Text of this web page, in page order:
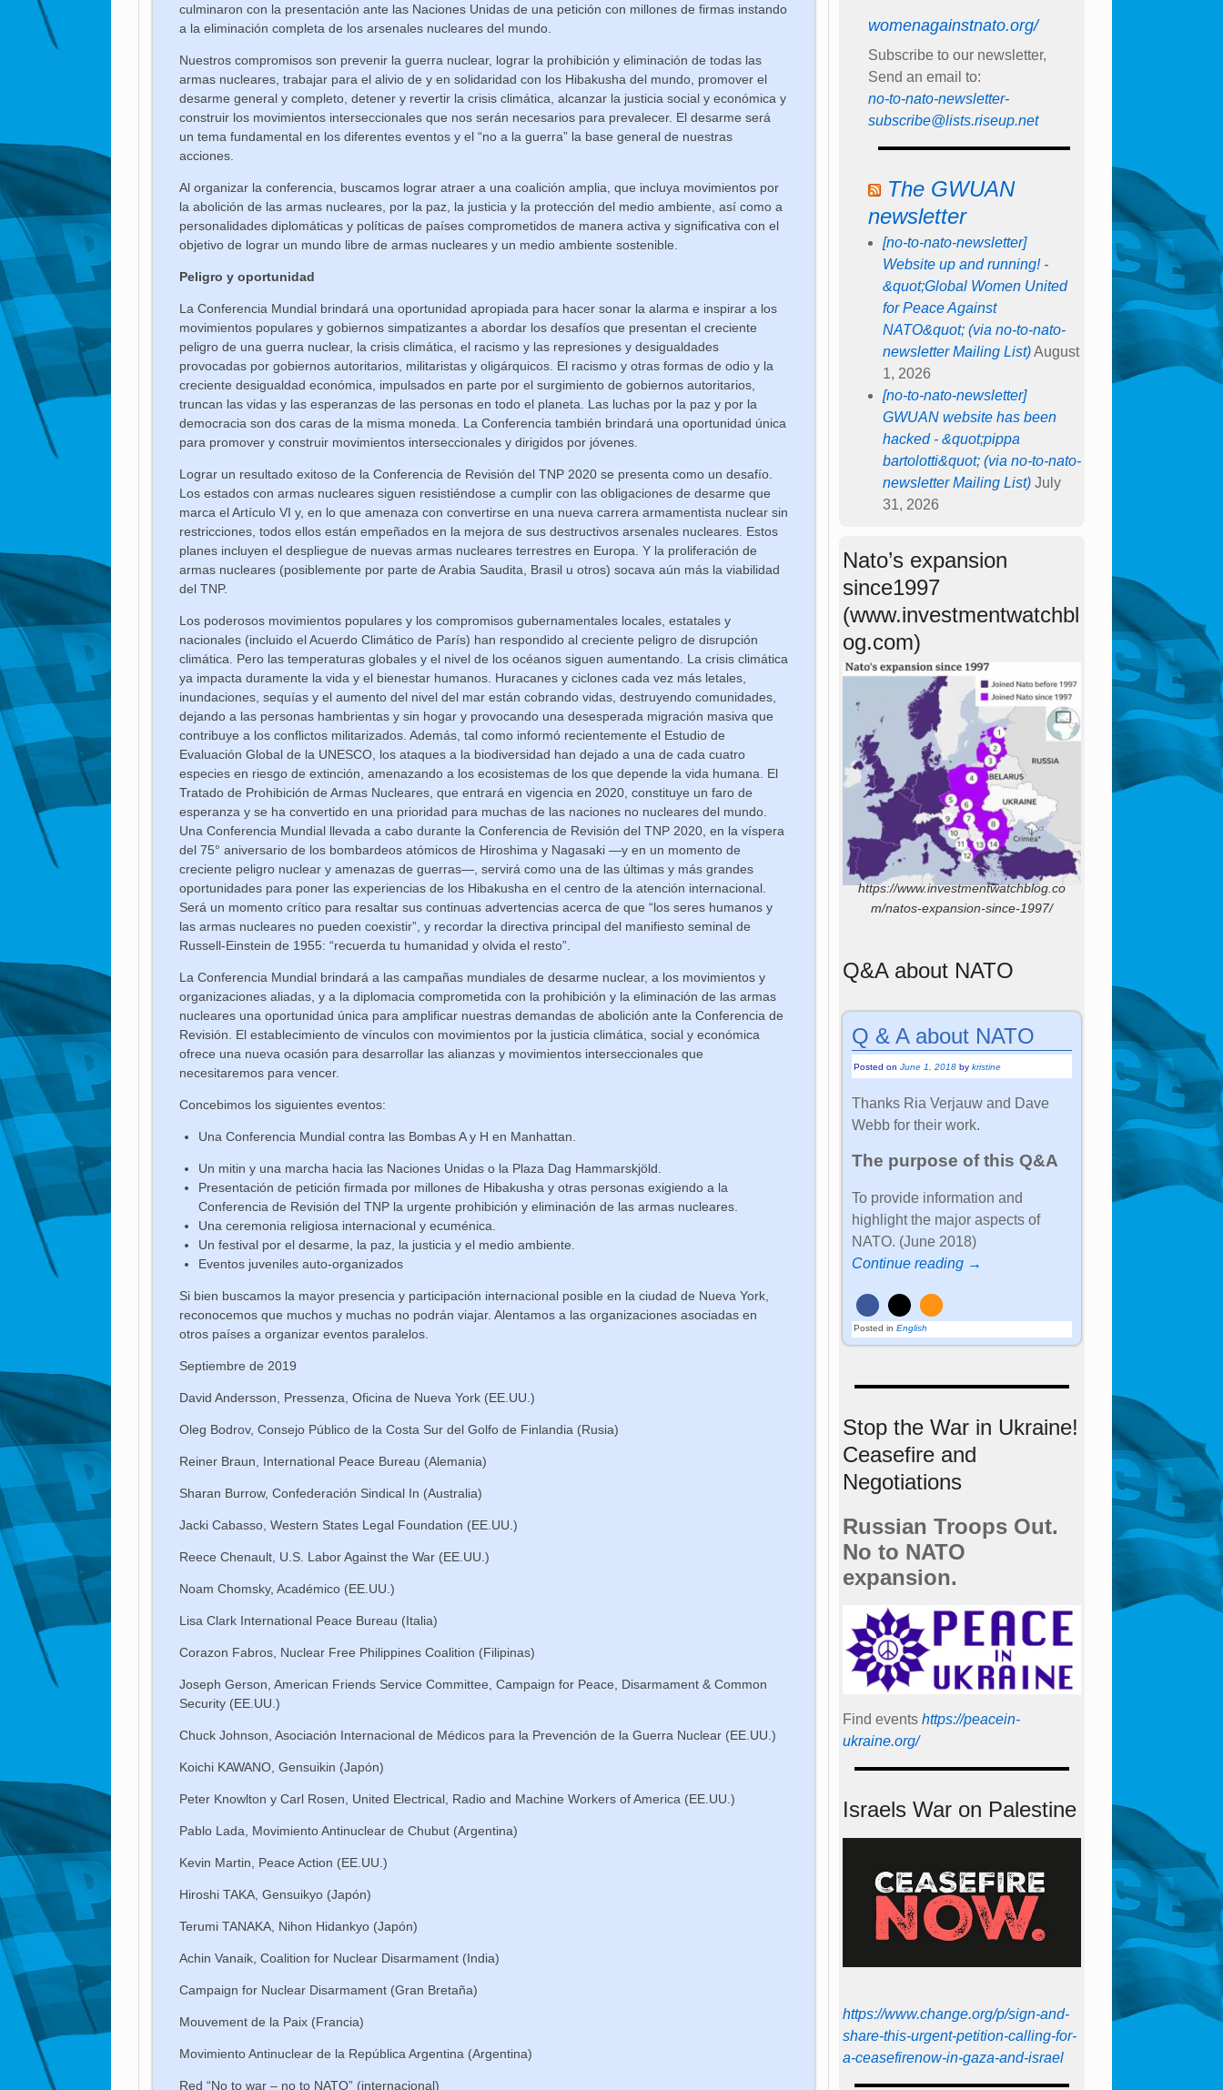
culminaron con la presentación ante las Naciones Unidas de una petición con millones de firmas instando
a la eliminación completa de los arsenales nucleares del mundo.
Nuestros compromisos son prevenir la guerra nuclear, lograr la prohibición y eliminación de todas las
armas nucleares, trabajar para el alivio de y en solidaridad con los Hibakusha del mundo, promover el
desarme general y completo, detener y revertir la crisis climática, alcanzar la justicia social y económica y
construir los movimientos interseccionales que nos serán necesarios para prevalecer. El desarme será
un tema fundamental en los diferentes eventos y el “no a la guerra” la base general de nuestras
acciones.
Al organizar la conferencia, buscamos lograr atraer a una coalición amplia, que incluya movimientos por
la abolición de las armas nucleares, por la paz, la justicia y la protección del medio ambiente, así como a
personalidades diplomáticas y políticas de países comprometidos de manera activa y significativa con el
objetivo de lograr un mundo libre de armas nucleares y un medio ambiente sostenible.
Peligro y oportunidad
La Conferencia Mundial brindará una oportunidad apropiada para hacer sonar la alarma e inspirar a los
movimientos populares y gobiernos simpatizantes a abordar los desafíos que presentan el creciente
peligro de una guerra nuclear, la crisis climática, el racismo y las represiones y desigualdades
provocadas por gobiernos autoritarios, militaristas y oligárquicos. El racismo y otras formas de odio y la
creciente desigualdad económica, impulsados en parte por el surgimiento de gobiernos autoritarios,
truncan las vidas y las esperanzas de las personas en todo el planeta. Las luchas por la paz y por la
democracia son dos caras de la misma moneda. La Conferencia también brindará una oportunidad única
para promover y construir movimientos interseccionales y dirigidos por jóvenes.
Lograr un resultado exitoso de la Conferencia de Revisión del TNP 2020 se presenta como un desafío.
Los estados con armas nucleares siguen resistiéndose a cumplir con las obligaciones de desarme que
marca el Artículo VI y, en lo que amenaza con convertirse en una nueva carrera armamentista nuclear sin
restricciones, todos ellos están empeñados en la mejora de sus destructivos arsenales nucleares. Estos
planes incluyen el despliegue de nuevas armas nucleares terrestres en Europa. Y la proliferación de
armas nucleares (posiblemente por parte de Arabia Saudita, Brasil u otros) socava aún más la viabilidad
del TNP.
Los poderosos movimientos populares y los compromisos gubernamentales locales, estatales y
nacionales (incluido el Acuerdo Climático de París) han respondido al creciente peligro de disrupción
climática. Pero las temperaturas globales y el nivel de los océanos siguen aumentando. La crisis climática
ya impacta duramente la vida y el bienestar humanos. Huracanes y ciclones cada vez más letales,
inundaciones, sequías y el aumento del nivel del mar están cobrando vidas, destruyendo comunidades,
dejando a las personas hambrientas y sin hogar y provocando una desesperada migración masiva que
contribuye a los conflictos militarizados. Además, tal como informó recientemente el Estudio de
Evaluación Global de la UNESCO, los ataques a la biodiversidad han dejado a una de cada cuatro
especies en riesgo de extinción, amenazando a los ecosistemas de los que depende la vida humana. El
Tratado de Prohibición de Armas Nucleares, que entrará en vigencia en 2020, constituye un faro de
esperanza y se ha convertido en una prioridad para muchas de las naciones no nucleares del mundo.
Una Conferencia Mundial llevada a cabo durante la Conferencia de Revisión del TNP 2020, en la víspera
del 75° aniversario de los bombardeos atómicos de Hiroshima y Nagasaki —y en un momento de
creciente peligro nuclear y amenazas de guerras—, servirá como una de las últimas y más grandes
oportunidades para poner las experiencias de los Hibakusha en el centro de la atención internacional.
Será un momento crítico para resaltar sus continuas advertencias acerca de que “los seres humanos y
las armas nucleares no pueden coexistir”, y recordar la directiva principal del manifiesto seminal de
Russell-Einstein de 1955: “recuerda tu humanidad y olvida el resto”.
La Conferencia Mundial brindará a las campañas mundiales de desarme nuclear, a los movimientos y
organizaciones aliadas, y a la diplomacia comprometida con la prohibición y la eliminación de las armas
nucleares una oportunidad única para amplificar nuestras demandas de abolición ante la Conferencia de
Revisión. El establecimiento de vínculos con movimientos por la justicia climática, social y económica
ofrece una nueva ocasión para desarrollar las alianzas y movimientos interseccionales que
necesitaremos para vencer.
Concebimos los siguientes eventos:
Una Conferencia Mundial contra las Bombas A y H en Manhattan.
Un mitin y una marcha hacia las Naciones Unidas o la Plaza Dag Hammarskjöld.
Presentación de petición firmada por millones de Hibakusha y otras personas exigiendo a la
Conferencia de Revisión del TNP la urgente prohibición y eliminación de las armas nucleares.
Una ceremonia religiosa internacional y ecuménica.
Un festival por el desarme, la paz, la justicia y el medio ambiente.
Eventos juveniles auto-organizados
Si bien buscamos la mayor presencia y participación internacional posible en la ciudad de Nueva York,
reconocemos que muchos y muchas no podrán viajar. Alentamos a las organizaciones asociadas en
otros países a organizar eventos paralelos.
Septiembre de 2019
David Andersson, Pressenza, Oficina de Nueva York (EE.UU.)
Oleg Bodrov, Consejo Público de la Costa Sur del Golfo de Finlandia (Rusia)
Reiner Braun, International Peace Bureau (Alemania)
Sharan Burrow, Confederación Sindical In (Australia)
Jacki Cabasso, Western States Legal Foundation (EE.UU.)
Reece Chenault, U.S. Labor Against the War (EE.UU.)
Noam Chomsky, Académico (EE.UU.)
Lisa Clark International Peace Bureau (Italia)
Corazon Fabros, Nuclear Free Philippines Coalition (Filipinas)
Joseph Gerson, American Friends Service Committee, Campaign for Peace, Disarmament & Common
Security (EE.UU.)
Chuck Johnson, Asociación Internacional de Médicos para la Prevención de la Guerra Nuclear (EE.UU.)
Koichi KAWANO, Gensuikin (Japón)
Peter Knowlton y Carl Rosen, United Electrical, Radio and Machine Workers of America (EE.UU.)
Pablo Lada, Movimiento Antinuclear de Chubut (Argentina)
Kevin Martin, Peace Action (EE.UU.)
Hiroshi TAKA, Gensuikyo (Japón)
Terumi TANAKA, Nihon Hidankyo (Japón)
Achin Vanaik, Coalition for Nuclear Disarmament (India)
Campaign for Nuclear Disarmament (Gran Bretaña)
Mouvement de la Paix (Francia)
Movimiento Antinuclear de la República Argentina (Argentina)
Red “No to war – no to NATO” (internacional)
womenagainstnato.org/
Subscribe to our newsletter,
Send an email to:
no-to-nato-newsletter-
subscribe@lists.riseup.net
The GWUAN
newsletter
[no-to-nato-newsletter]
Website up and running! -
&quot;Global Women United
for Peace Against
NATO&quot; (via no-to-nato-
newsletter Mailing List) August
1, 2026
[no-to-nato-newsletter]
GWUAN website has been
hacked - &quot;pippa
bartolotti&quot; (via no-to-nato-
newsletter Mailing List) July
31, 2026
Nato’s expansion
since1997
(www.investmentwatchbl
og.com)
https://www.investmentwatchblog.co
m/natos-expansion-since-1997/
Q&A about NATO
Q & A about NATO
Posted onJune 1, 2018 bykristine
Thanks Ria Verjauw and Dave
Webb for their work.
The purpose of this Q&A
To provide information and
highlight the major aspects of
NATO. (June 2018)
Continue reading →
Posted in English
Stop the War in Ukraine!
Ceasefire and
Negotiations
Russian Troops Out.
No to NATO
expansion.
Find events https://peace­in­
ukraine.org/
Israels War on Palestine
https://www.change.org/p/sign-and-
share-this-urgent-petition-calling-for-
a-ceasefirenow-in-gaza-and-israel